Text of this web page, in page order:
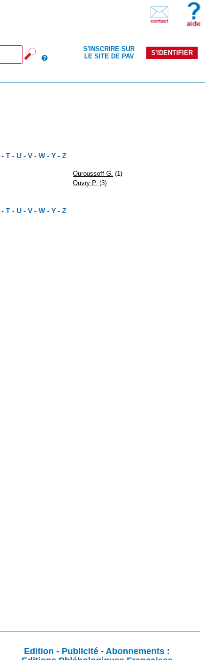
S'INSCRIRE SUR
LE SITE DE PAV
S'IDENTIFIER
-T -U -V -W -Y -Z
Ouroussoff G. (1)
Ouvry P. (3)
-T -U -V -W -Y -Z
Edition - Publicité - Abonnements :